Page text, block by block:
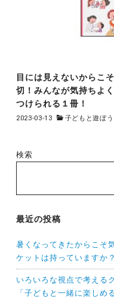
目には見えないからこ
切！みんなが気持ちよ
つけられる１冊！
2023-03-13 子どもと遊ぼう
検索
最近の投稿
暑くなってきたからこそ
ケットは持っていますか
いろいろな視点で考える
「子どもと一緒に楽しめ